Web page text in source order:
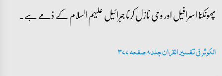
پھونکنا اسرافیل اور وحی نازل کرنا جبرائیل علیہم السلام کے ذمے ہے۔
الکوثر فی تفسیر القران جلد 8 صفحہ 377